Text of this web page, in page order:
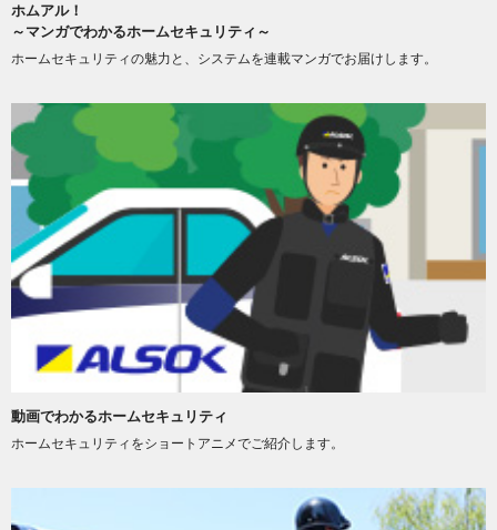
ホムアル！
～マンガでわかるホームセキュリティ～
ホームセキュリティの魅力と、システムを連載マンガでお届けします。
動画でわかるホームセキュリティ
ホームセキュリティをショートアニメでご紹介します。